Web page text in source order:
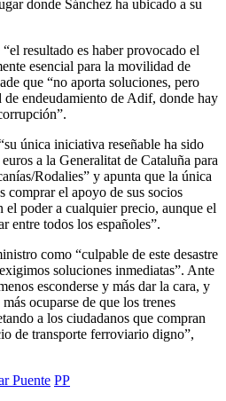
donde Sánchez ha ubicado a su
resultado es haber provocado el
esencial para la movilidad de
que “no aporta soluciones, pero
de endeudamiento de Adif, donde hay
única iniciativa reseñable ha sido
a la Generalitat de Cataluña para
Rodalies” y apunta que la única
comprar el apoyo de sus socios
el poder a cualquier precio, aunque el
entre todos los españoles”.
como “culpable de este desastre
soluciones inmediatas”. Ante
esconderse y más dar la cara, y
ocuparse de que los trenes
a los ciudadanos que compran
de transporte ferroviario digno”,
Puente PP